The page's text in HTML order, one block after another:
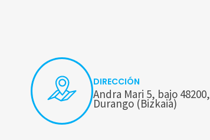
DIRECCIÓN
Andra Mari 5, bajo 48200,
Durango (Bizkaia)